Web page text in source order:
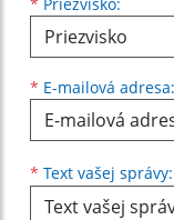
* E-mailová adresa:
* Text vašej správy: